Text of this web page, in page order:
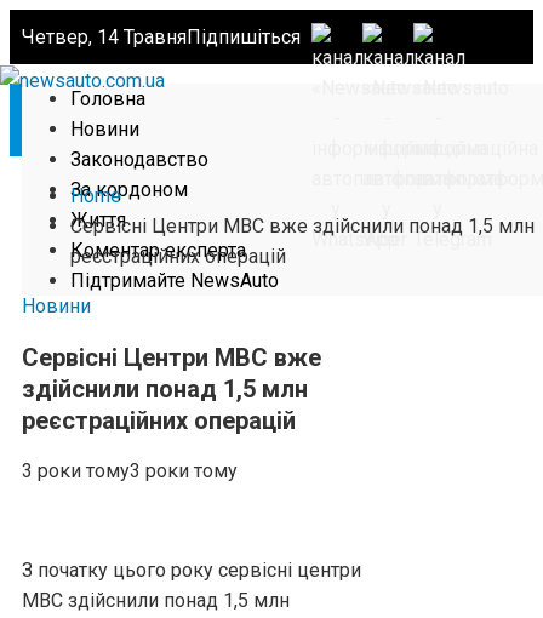
Четвер, 14 ТравняПідпишіться
Головна
Новини
Законодавство
За кордоном
Життя
Коментар експерта
Підтримайте NewsAuto
Home
Сервісні Центри МВС вже здійснили понад 1,5 млн
реєстраційних операцій
Новини
Сервісні Центри МВС вже
здійснили понад 1,5 млн
реєстраційних операцій
3 роки тому3 роки тому
З початку цього року сервісні центри
МВС здійснили понад 1,5 млн